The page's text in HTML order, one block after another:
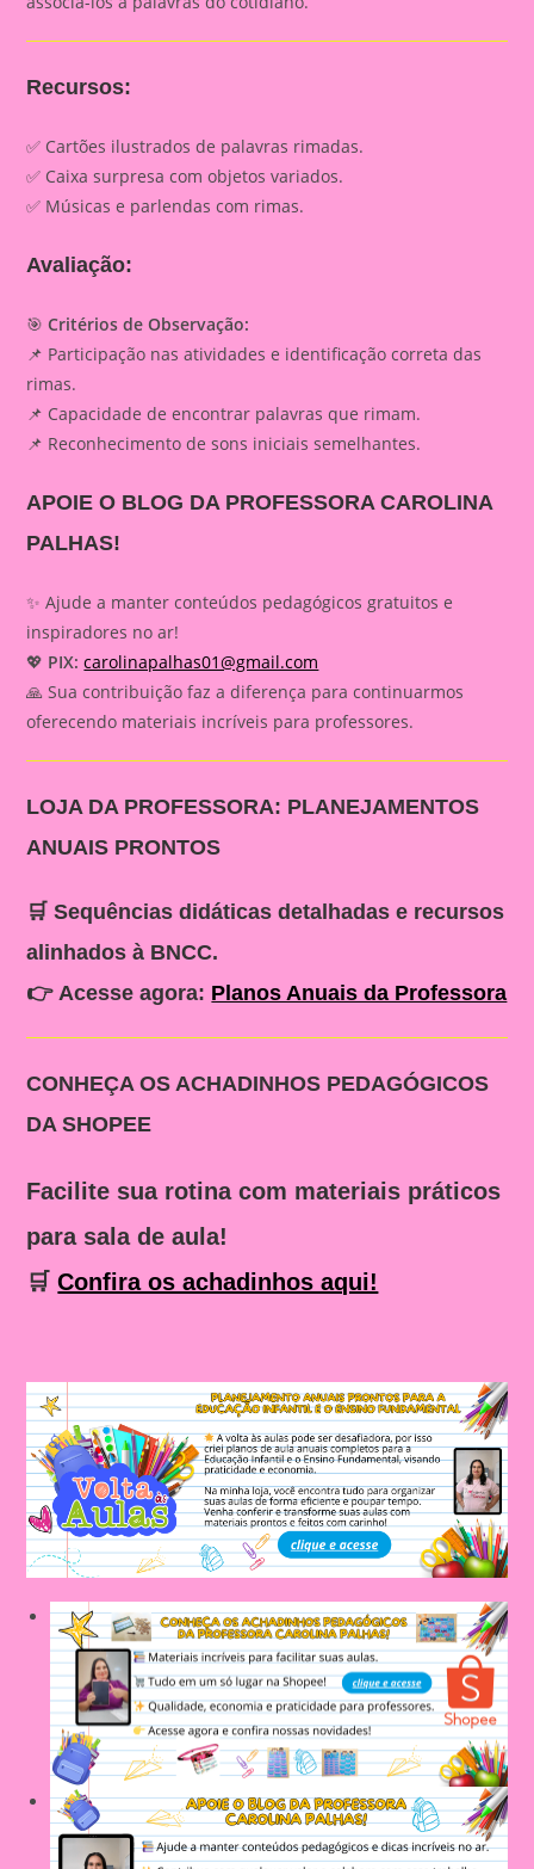
Recursos:
✅ Cartões ilustrados de palavras rimadas.
✅ Caixa surpresa com objetos variados.
✅ Músicas e parlendas com rimas.
Avaliação:
🎯Critérios de Observação:
📌 Participação nas atividades e identificação correta das
rimas.
📌 Capacidade de encontrar palavras que rimam.
📌 Reconhecimento de sons iniciais semelhantes.
APOIE O BLOG DA PROFESSORA CAROLINA
PALHAS!
✨ Ajude a manter conteúdos pedagógicos gratuitos e
inspiradores no ar!
💖 PIX: carolinapalhas01@gmail.com
🙏 Sua contribuição faz a diferença para continuarmos
oferecendo materiais incríveis para professores.
LOJA DA PROFESSORA: PLANEJAMENTOS
ANUAIS PRONTOS
🛒 Sequências didáticas detalhadas e recursos
alinhados à BNCC.
👉 Acesse agora: Planos Anuais da Professora
CONHEÇA OS ACHADINHOS PEDAGÓGICOS
DA SHOPEE
Facilite sua rotina com materiais práticos
para sala de aula!
🛒Confira os achadinhos aqui!